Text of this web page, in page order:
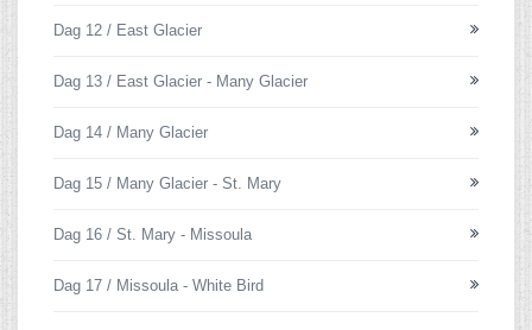
Dag 12 / East Glacier
Dag 13 / East Glacier - Many Glacier
Dag 14 / Many Glacier
Dag 15 / Many Glacier - St. Mary
Dag 16 / St. Mary - Missoula
Dag 17 / Missoula - White Bird